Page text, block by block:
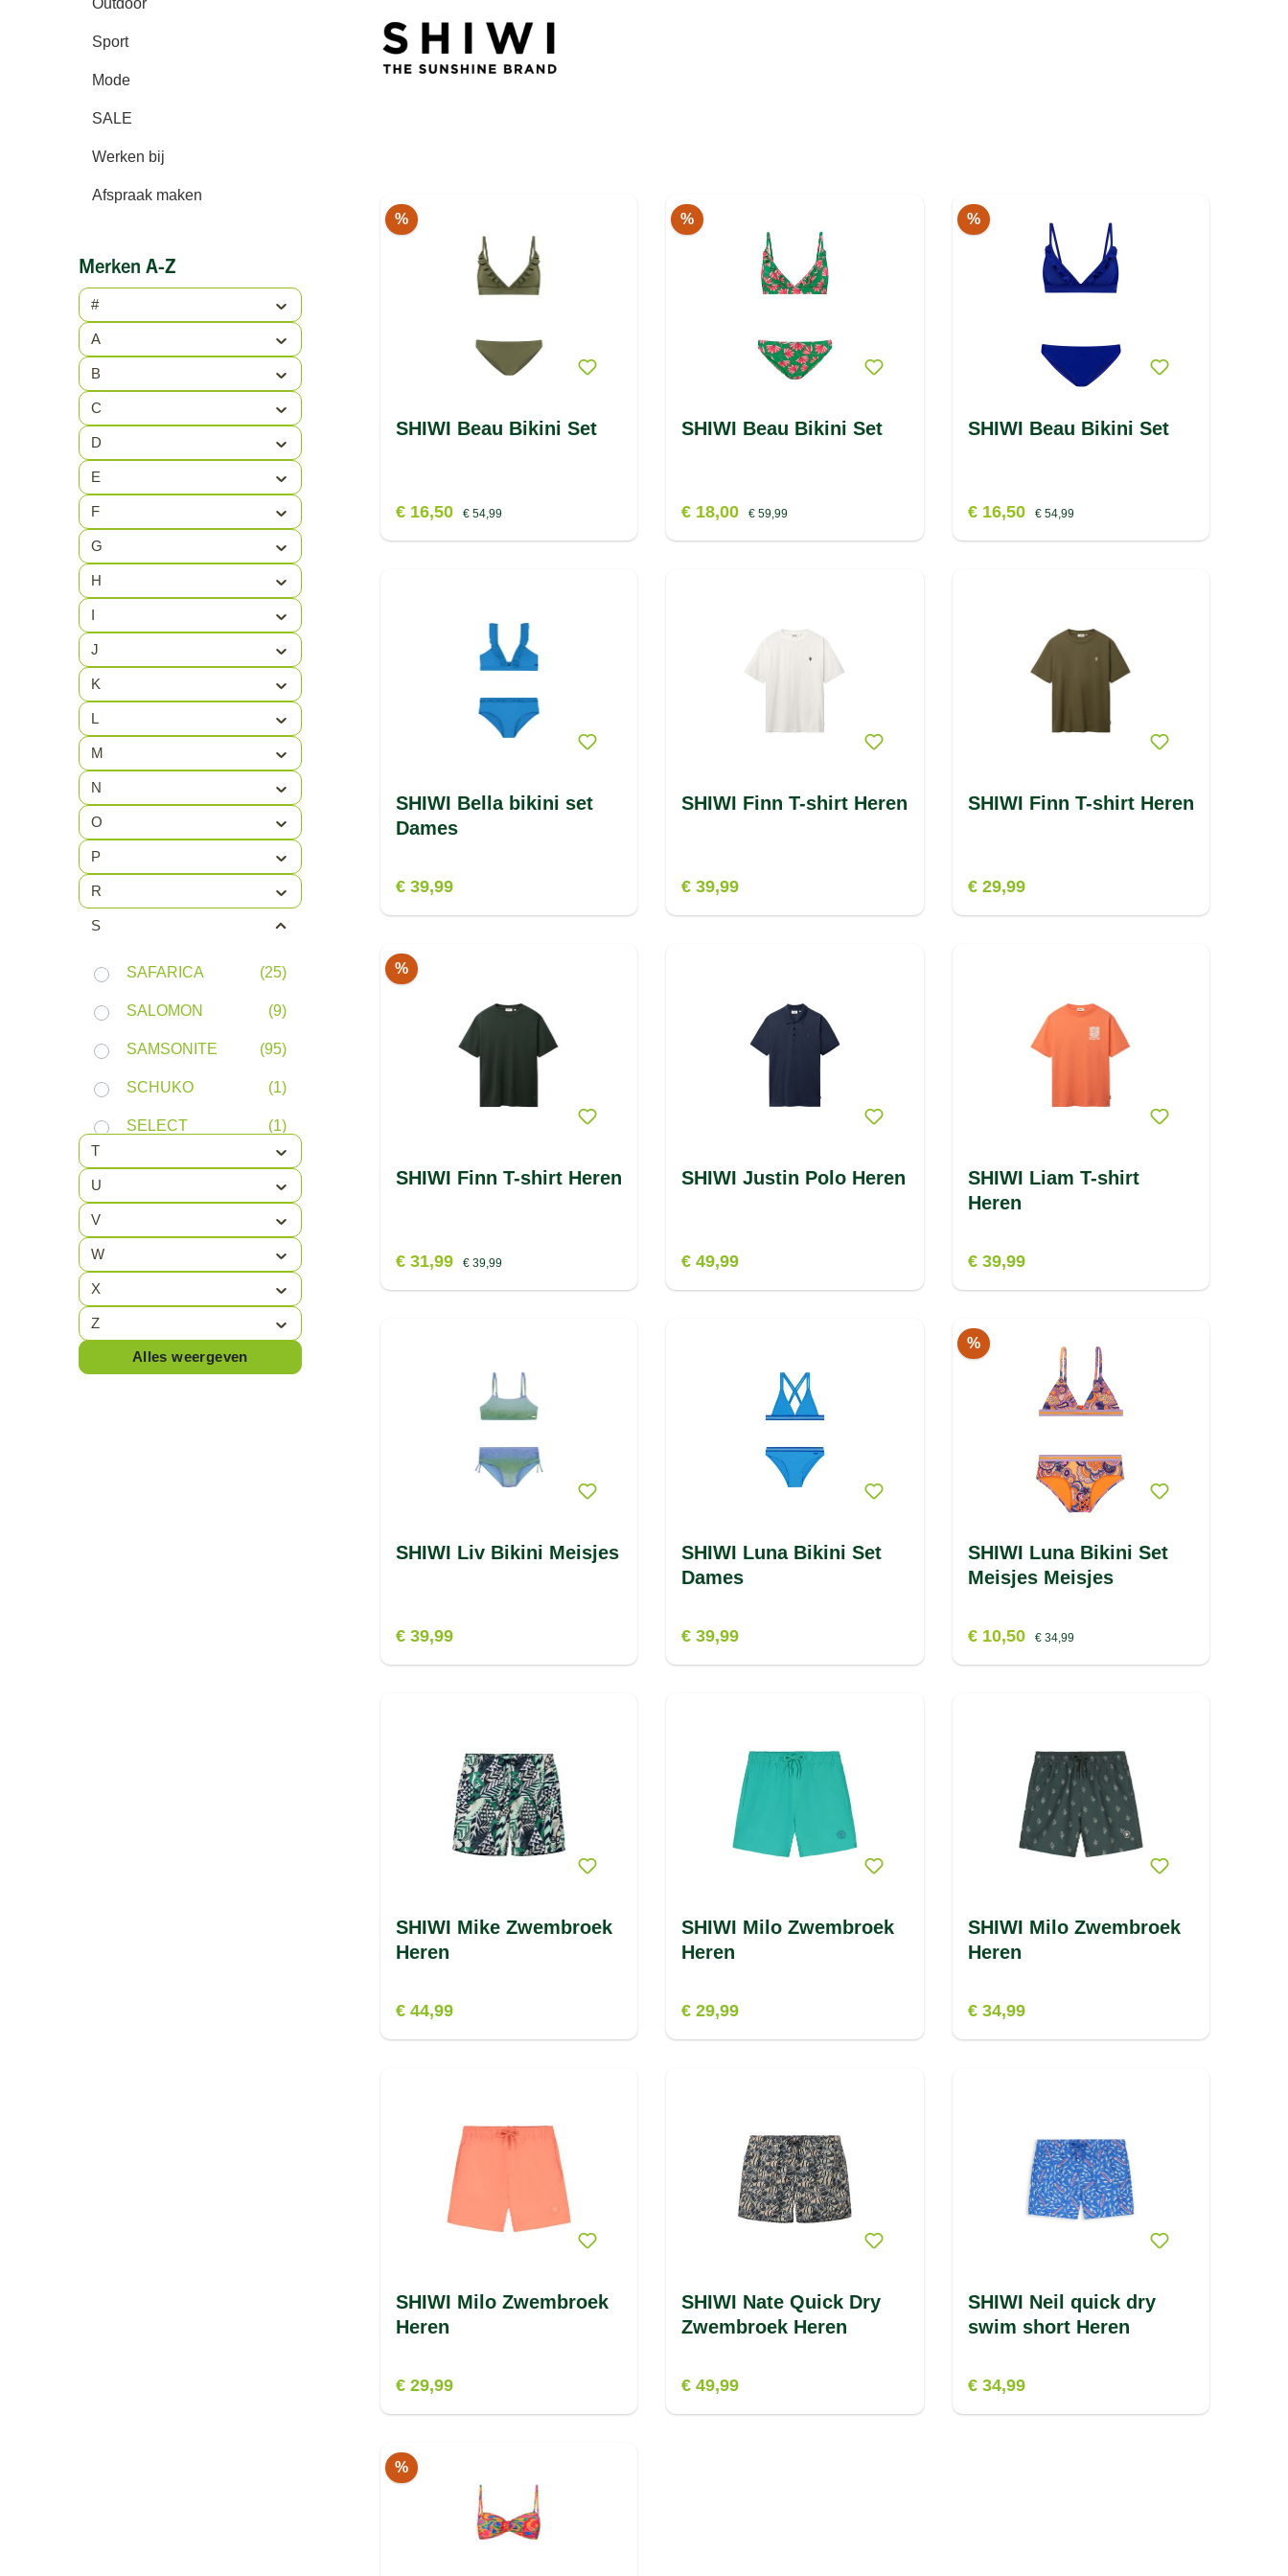
Outdoor
Sport
Mode
SALE
Werken bij
Afspraak maken
Merken A-Z
#
A
B
C
D
E
F
G
H
I
J
K
L
M
N
O
P
R
S
(25)
SAFARICA
(9)
SALOMON
(95)
SAMSONITE
(1)
SCHUKO
(1)
SELECT
(3)
SEVYLOR
(4)
SHELL
(19)
SHIWI
ABSORBER
(16)
SIDAS
(6)
SIGG
T
U
V
W
X
Z
Alles weergeven
%
SHIWI Beau Bikini Set
€ 16,50 € 54,99
%
SHIWI Beau Bikini Set
€ 18,00 € 59,99
%
SHIWI Beau Bikini Set
€ 16,50 € 54,99
SHIWI Bella bikini set
Dames
€ 39,99
SHIWI Finn T-shirt Heren
€ 39,99
SHIWI Finn T-shirt Heren
€ 29,99
%
SHIWI Finn T-shirt Heren
€ 31,99 € 39,99
SHIWI Justin Polo Heren
€ 49,99
SHIWI Liam T-shirt
Heren
€ 39,99
SHIWI Liv Bikini Meisjes
€ 39,99
SHIWI Luna Bikini Set
Dames
€ 39,99
%
SHIWI Luna Bikini Set
Meisjes Meisjes
€ 10,50 € 34,99
SHIWI Mike Zwembroek
Heren
€ 44,99
SHIWI Milo Zwembroek
Heren
€ 29,99
SHIWI Milo Zwembroek
Heren
€ 34,99
SHIWI Milo Zwembroek
Heren
€ 29,99
SHIWI Nate Quick Dry
Zwembroek Heren
€ 49,99
SHIWI Neil quick dry
swim short Heren
€ 34,99
%